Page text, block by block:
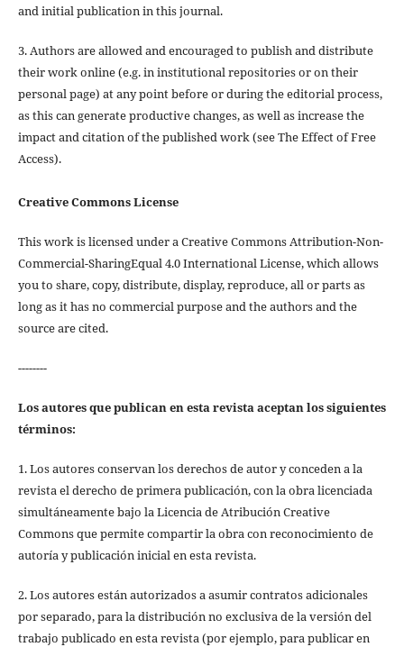
and initial publication in this journal.
3. Authors are allowed and encouraged to publish and distribute
their work online (e.g. in institutional repositories or on their
personal page) at any point before or during the editorial process,
as this can generate productive changes, as well as increase the
impact and citation of the published work (see The Effect of Free
Access).
Creative Commons License
This work is licensed under a Creative Commons Attribution-Non-
Commercial-SharingEqual 4.0 International License, which allows
you to share, copy, distribute, display, reproduce, all or parts as
long as it has no commercial purpose and the authors and the
source are cited.
--------
Los autores que publican en esta revista aceptan los siguientes
términos:
1. Los autores conservan los derechos de autor y conceden a la
revista el derecho de primera publicación, con la obra licenciada
simultáneamente bajo la Licencia de Atribución Creative
Commons que permite compartir la obra con reconocimiento de
autoría y publicación inicial en esta revista.
2. Los autores están autorizados a asumir contratos adicionales
por separado, para la distribución no exclusiva de la versión del
trabajo publicado en esta revista (por ejemplo, para publicar en